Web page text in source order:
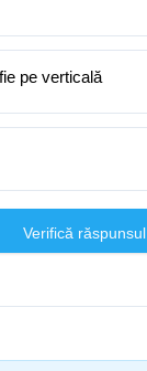
pe verticală
Verifică răspunsul